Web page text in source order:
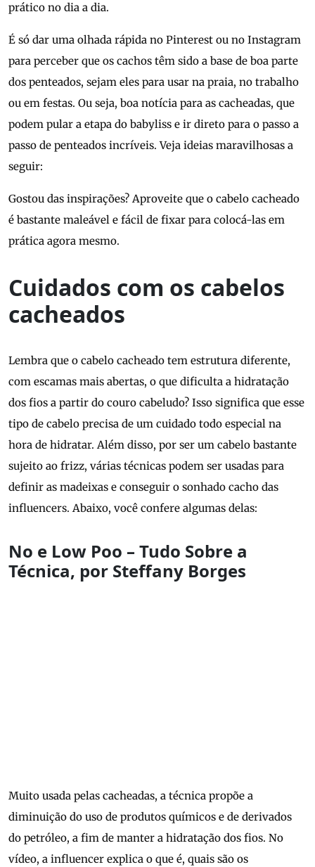
prático no dia a dia.
É só dar uma olhada rápida no Pinterest ou no Instagram
para perceber que os cachos têm sido a base de boa parte
dos penteados, sejam eles para usar na praia, no trabalho
ou em festas. Ou seja, boa notícia para as cacheadas, que
podem pular a etapa do babyliss e ir direto para o passo a
passo de penteados incríveis. Veja ideias maravilhosas a
seguir:
Gostou das inspirações? Aproveite que o cabelo cacheado
é bastante maleável e fácil de fixar para colocá-las em
prática agora mesmo.
Cuidados com os cabelos
cacheados
Lembra que o cabelo cacheado tem estrutura diferente,
com escamas mais abertas, o que dificulta a hidratação
dos fios a partir do couro cabeludo? Isso significa que esse
tipo de cabelo precisa de um cuidado todo especial na
hora de hidratar. Além disso, por ser um cabelo bastante
sujeito ao frizz, várias técnicas podem ser usadas para
definir as madeixas e conseguir o sonhado cacho das
influencers. Abaixo, você confere algumas delas:
No e Low Poo – Tudo Sobre a
Técnica, por Steffany Borges
Muito usada pelas cacheadas, a técnica propõe a
diminuição do uso de produtos químicos e de derivados
do petróleo, a fim de manter a hidratação dos fios. No
vídeo, a influencer explica o que é, quais são os